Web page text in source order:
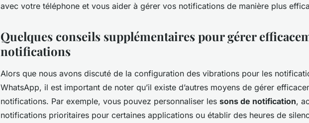
avec votre téléphone et vous aider à gérer vos notifications de manière plus
Quelques conseils supplémentaires pour gérer
notifications
Alors que nous avons discuté de la configuration des vibrations pour les
WhatsApp, il est important de noter qu’il existe d’autres moyens de gérer
notifications. Par exemple, vous pouvez personnaliser les sons de notification,
notifications prioritaires pour certaines applications ou établir des heures de